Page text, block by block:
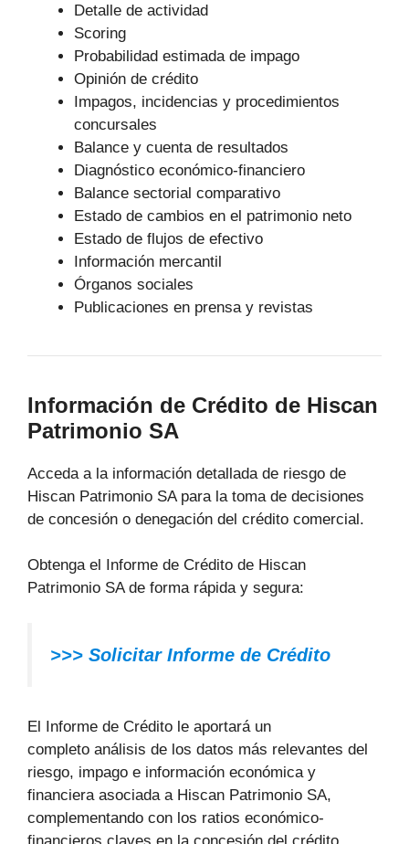
Detalle de actividad
Scoring
Probabilidad estimada de impago
Opinión de crédito
Impagos, incidencias y procedimientos
concursales
Balance y cuenta de resultados
Diagnóstico económico-financiero
Balance sectorial comparativo
Estado de cambios en el patrimonio neto
Estado de flujos de efectivo
Información mercantil
Órganos sociales
Publicaciones en prensa y revistas
Información de Crédito de Hiscan
Patrimonio SA
Acceda a la información detallada de riesgo de
Hiscan Patrimonio SA para la toma de decisiones
de concesión o denegación del crédito comercial.
Obtenga el Informe de Crédito de Hiscan
Patrimonio SA de forma rápida y segura:
>>> Solicitar Informe de Crédito
El Informe de Crédito le aportará un
completo análisis de los datos más relevantes del
riesgo, impago e información económica y
financiera asociada a Hiscan Patrimonio SA,
complementando con los ratios económico-
financieros claves en la concesión del crédito